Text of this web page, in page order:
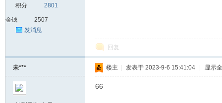
积分 2801
金钱
2507
发消息
回复
未*** 楼主 发表于 2023-9-6 15:41:04 显示
66